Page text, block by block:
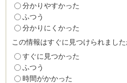
分かりやすかった
ふつう
分かりにくかった
この情報はすぐに見つけられました
すぐに見つかった
ふつう
時間がかかった